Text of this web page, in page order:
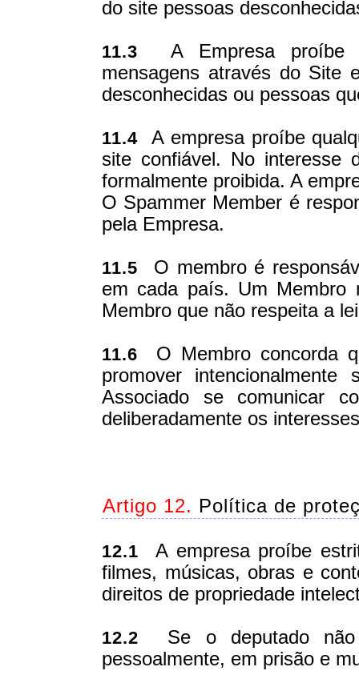
do site pessoas
11.3 A Empresa proíbe
mensagens através do Site
desconhecidas ou pessoas
11.4 A empresa proíbe
site confiável. No interesse
formalmente proibida. A
O Spammer Member é
pela Empresa.
11.5 O membro é
em cada país. Um
Membro que não respeita a
11.6 O Membro concorda
promover
Associado se comunicar
deliberadamente os
Artigo 12. Política de
12.1 A empresa proíbe
filmes, músicas, obras e
direitos de propriedade
12.2 Se o deputado não
pessoalmente, em prisão e